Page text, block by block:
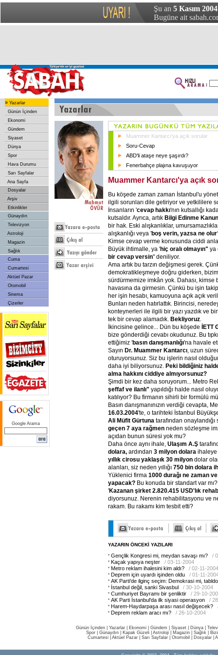
Şu an 5 Kasım
Bugüne ait
» Yazarlar
Günün İçinden
Ekonomi
Gündem
Siyaset
Dünya
Spor
Hava Durumu
Sarı Sayfalar
Ana Sayfa
Dosyalar
Arşiv
Etkinlikler
Günaydın
Televizyon
Astroloji
Magazin
Sağlık
Cuma
Cumartesi
Aktüel Pazar
Otomobil
Sinema
Çizerler
Google Arama
Muammer Kantarcı'ya açık sorular
Soru-Cevap
ABD'li ataşe neye şaşırdı?
Fenerbahçe plajına kavuşuyor
Muammer Kantarcı'ya açık
Bu köşede zaman zaman İstanbul'u
ilgili sorunları dile getiriyor ve yetkililere
İnsanların 'cevap hakkı'nın kutsallığı
kutsaldır. Ayrıca, artık Bilgi Edinme
bir hak. Eski alışkanlıklar,
alışkanlığı veya 'boş verin, yazsa ne
Kimse cevap verme konusunda ciddi
Büyük ihtimalle, ya 'hiç oralı olmayın" ya
bir cevap versin" deniliyor.
Ama artık bu tarzın değişmesi gerek.
demokratikleşmeye doğru giderken, bizim
sürdürmemize imkân yok. Dahası, kimse
havasına da girmesin. Çünkü bu işin
her işin hesabı, kamuoyuna açık açık
Bunları neden hatırlattık. Birincisi,
konteynerleri ile ilgili bir yazı yazdık ve
tek bir cevap alamadık. Bekliyoruz
İkincisine gelince... Dün bu köşede İETT
bize gönderdiği cevabı okudunuz. Bu
ettiğimiz 'basın danışmanlığı'na havale
Sayın Dr. Muammer Kantarcı , uzun
oturuyorsunuz. Siz bu işlerin nasıl
daha iyi biliyorsunuz. Peki bildiğiniz
alma hakkını ciddiye almıyorsunuz?
Şimdi bir kez daha soruyorum... Metro
şeffaf ve ilanlı" yapıldığı halde nasıl
katılıyor? Bu firmanın sihirli bir formülü
Basın danışmanınızın verdiği cevapta,
16.03.2004'te, o tarihteki İstanbul
Ali Müfit Gürtuna tarafından
geçen 7 aya rağmen neden sözleşme
açıdan bunun süresi yok mu?
Daha önce aynı ihale, Ulaşım A.Ş
dolara, ardından 3 milyon dolara ihaleye
yıllık cirosu yaklaşık 30 milyon dolar
alanları, siz neden yıllığı 750 bin dolara
Yüklenici firma 1000 durağı ne zaman
yapacak? Bu konuda bir standart var mı?
'Kazanan şirket 2.820.415 USD'lık
diyorsunuz. Nerenin rehabilitasyonu ve
rakam. Bu rakamı kim tesbit etti?
YAZARIN ÖNCEKİ YAZILARI
Gençlik Kongresi mi, meydan savaşı mı?
/
Kaçak yapıya neşter
/ 03-11-2004
Metro reklam ihalesini kim aldı?
/ 02-11-2004
Deprem için uyardı işinden oldu
/ 01-11-
AK Parti'de ilginç seçim: Demokrasi mi,
İstanbul değil, sanki Sivasbul
/ 30-10-2004
Cumhuriyet Bayramı bir şenliktir
/ 29-10-
AK Parti İstanbul'da ilk siyasi operasyon
/
Harem-Haydarpaşa arası nasıl değişecek?
Deprem reklam aracı mı?
/ 26-10-2004
Günün İçinden Yazarlar Ekonomi Gündem Siyaset Dünya |
Spor
Günaydın Kapak Güzeli Astroloji Magazin Sağlık
Cumartesi| Aktüel Pazar| Sarı Sayfalar| Otomobil Dosyalar|